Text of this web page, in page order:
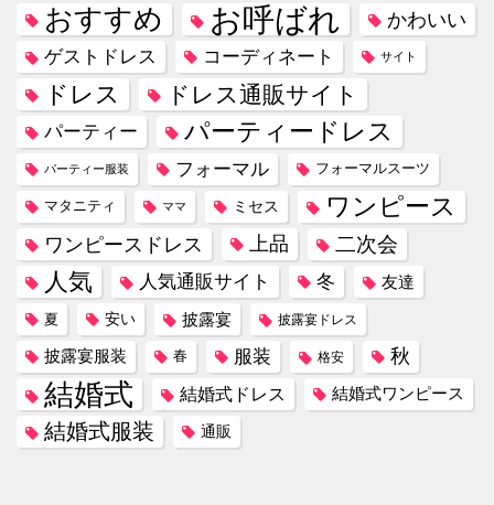
おすすめ お呼ばれ かわいい
ゲストドレス コーディネート サイト
ドレス ドレス通販サイト
パーティー パーティードレス
パーティー服装 フォーマル フォーマルスーツ
マタニティ ママ ミセス ワンピース
ワンピースドレス 上品 二次会
人気 人気通販サイト 冬 友達
夏 安い 披露宴 披露宴ドレス
披露宴服装 春 服装 格安 秋
結婚式 結婚式ドレス 結婚式ワンピース
結婚式服装 通販